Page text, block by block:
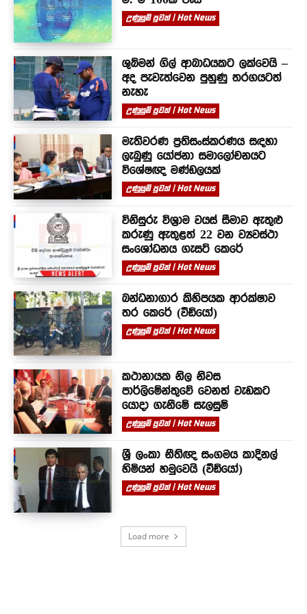
උණුසුම් පුවත් | Hot News
ශුබ්මන් ගිල් ආබාධයකට ලක්වෙයි –
අද පැවැත්වෙන පුහුණු තරගයටත්
නැහැ
උණුසුම් පුවත් | Hot News
මැතිවරණ ප්‍රතිසංස්කරණය සඳහා
ලැබුණු යෝජනා සමාලෝචනයට
විශේෂඥ මණ්ඩලයක්
උණුසුම් පුවත් | Hot News
විනිසුරු විශ්‍රාම වයස් සීමාව ඇතුළු
කරුණු ඇතුළත් 22 වන ව්‍යවස්ථා
සංශෝධනය ගැසට් කෙරේ
උණුසුම් පුවත් | Hot News
බන්ධනාගාර කිහිපයක ආරක්ෂාව
තර කෙරේ (වීඩියෝ)
උණුසුම් පුවත් | Hot News
කථානායක නිල නිවස
පාර්ලිමේන්තුවේ වෙනත් වැඩකට
යොදා ගැනීමේ සැලසුම්
උණුසුම් පුවත් | Hot News
ශ්‍රී ලංකා නීතිඥ සංගමය කාදිනල්
හිමියන් හමුවෙයි (වීඩියෝ)
උණුසුම් පුවත් | Hot News
Load more